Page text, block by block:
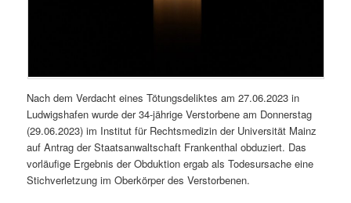
Nach dem Verdacht eines Tötungsdeliktes am 27.06.2023 in
Ludwigshafen wurde der 34-jährige Verstorbene am Donnerstag
(29.06.2023) im Institut für Rechtsmedizin der Universität Mainz
auf Antrag der Staatsanwaltschaft Frankenthal obduziert. Das
vorläufige Ergebnis der Obduktion ergab als Todesursache eine
Stichverletzung im Oberkörper des Verstorbenen.